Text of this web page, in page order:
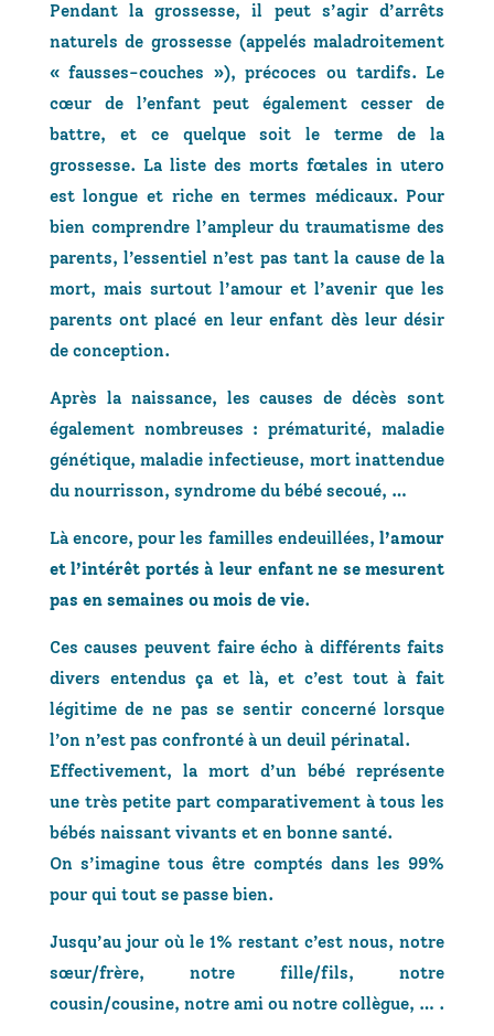
Pendant la grossesse, il peut s’agir d’arrêts
naturels de grossesse (appelés maladroitement
« fausses-couches »), précoces ou tardifs. Le
cœur de l’enfant peut également cesser de
battre, et ce quelque soit le terme de la
grossesse. La liste des morts fœtales in utero
est longue et riche en termes médicaux. Pour
bien comprendre l’ampleur du traumatisme des
parents, l’essentiel n’est pas tant la cause de la
mort, mais surtout l’amour et l’avenir que les
parents ont placé en leur enfant dès leur désir
de conception.
Après la naissance, les causes de décès sont
également nombreuses : prématurité, maladie
génétique, maladie infectieuse, mort inattendue
du nourrisson, syndrome du bébé secoué, …
Là encore, pour les familles endeuillées,l’amour
et l’intérêt portés à leur enfant ne se mesurent
pas en semaines ou mois de vie.
Ces causes peuvent faire écho à différents faits
divers entendus ça et là, et c’est tout à fait
légitime de ne pas se sentir concerné lorsque
l’on n’est pas confronté à un deuil périnatal.
Effectivement, la mort d’un bébé représente
une très petite part comparativement à tous les
bébés naissant vivants et en bonne santé.
On s’imagine tous être comptés dans les 99%
pour qui tout se passe bien.
Jusqu’au jour où le 1% restant c’est nous, notre
sœur/frère, notre fille/fils, notre
cousin/cousine, notre ami ou notre collègue, … .